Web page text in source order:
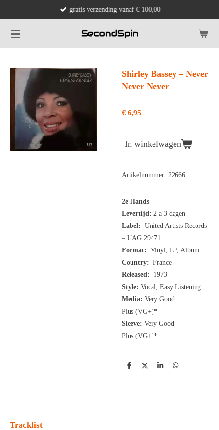
naar
de
gratis verzending vanaf € 100,00
Shirley Bassey ‎– Never
Never Never
€ 6,95
In winkelwagen
Artikelnummer: 22666
2e Hands
Levertijd: 2 a 3 dagen
Label: United Artists Records
‎– UAG 29471
Format: Vinyl, LP, Album
Country: France
Released: 1973
Style: Vocal, Easy Listening
Media: Very Good
Plus (VG+)*
Sleeve: Very Good
Plus (VG+)*
D
D
S
D
Tracklist